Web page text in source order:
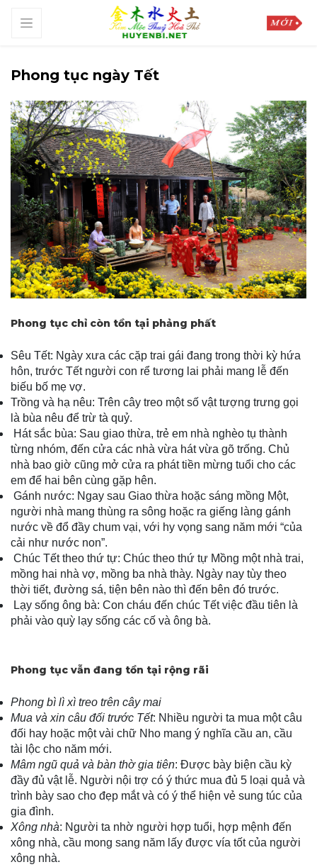
Phong tục ngày Tết
Phong tục chỉ còn tồn tại phảng phất
Sêu Tết: Ngày xưa các cặp trai gái đang trong thời kỳ hứa
hôn, trước Tết người con rể tương lai phải mang lễ đến
biếu bố mẹ vợ.
Trồng và hạ nêu: Trên cây treo một số vật tượng trưng gọi
là bùa nêu để trừ tà quỷ.
Hát sắc bùa: Sau giao thừa, trẻ em nhà nghèo tụ thành
từng nhóm, đến cửa các nhà vừa hát vừa gõ trống. Chủ
nhà bao giờ cũng mở cửa ra phát tiền mừng tuổi cho các
em để hai bên cùng gặp hên.
Gánh nước: Ngay sau Giao thừa hoặc sáng mồng Một,
người nhà mang thùng ra sông hoặc ra giếng làng gánh
nước về đổ đầy chum vại, với hy vọng sang năm mới “của
cải như nước non”.
Chúc Tết theo thứ tự: Chúc theo thứ tự Mồng một nhà trai,
mồng hai nhà vợ, mồng ba nhà thày. Ngày nay tùy theo
thời tiết, đường sá, tiện bên nào thì đến bên đó trước.
Lạy sống ông bà: Con cháu đến chúc Tết việc đầu tiên là
phải vào quỳ lạy sống các cố và ông bà.
Phong tục vẫn đang tồn tại rộng rãi
Phong bì lì xì treo trên cây mai
Mua và xin câu đối trước Tết: Nhiều người ta mua một câu
đối hay hoặc một vài chữ Nho mang ý nghĩa cầu an, cầu
tài lộc cho năm mới.
Mâm ngũ quả và bàn thờ gia tiên: Được bày biện cầu kỳ
đầy đủ vật lễ. Người nội trợ có ý thức mua đủ 5 loại quả và
trình bày sao cho đẹp mắt và có ý thể hiện vẻ sung túc của
gia đình.
Xông nhà: Người ta nhờ người hợp tuổi, hợp mệnh đến
xông nhà, cầu mong sang năm lấy được vía tốt của người
xông nhà.